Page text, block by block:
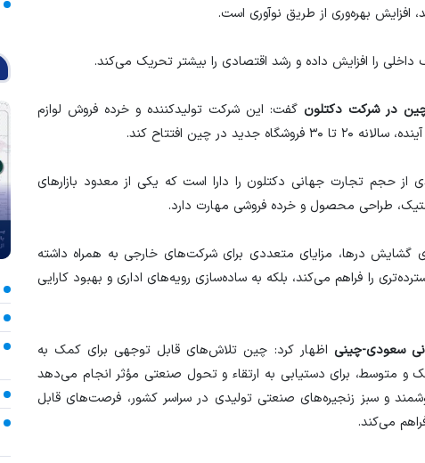
افزایش بهره‌وری از طریق نوآوری است.
را افزایش داده و رشد اقتصادی را بیشتر تحریک می‌کند.
در شرکت دکتلون گفت: این شرکت تولیدکننده و خرده فروش لوازم
در چین افتتاح کند.
حاضر سهم ۴۴ درصدی از حجم تجارت جهانی دکتلون را دارا است که یکی از معدود بازار‌های
طراحی محصول و خرده فروشی مهارت دارد.
گشایش درها، مزایای متعددی برای شرکت‌های خارجی به همراه داشته
را فراهم می‌کند، بلکه به ساده‌سازی رویه‌های اداری و بهبود کارایی
سعودی-چینی اظهار کرد: چین تلاش‌های قابل توجهی برای کمک به
و متوسط، برای دستیابی به ارتقاء و تحول صنعتی مؤثر انجام می‌دهد
و سبز زنجیره‌های صنعتی تولیدی در سراسر کشور، فرصت‌های قابل
می‌کند.